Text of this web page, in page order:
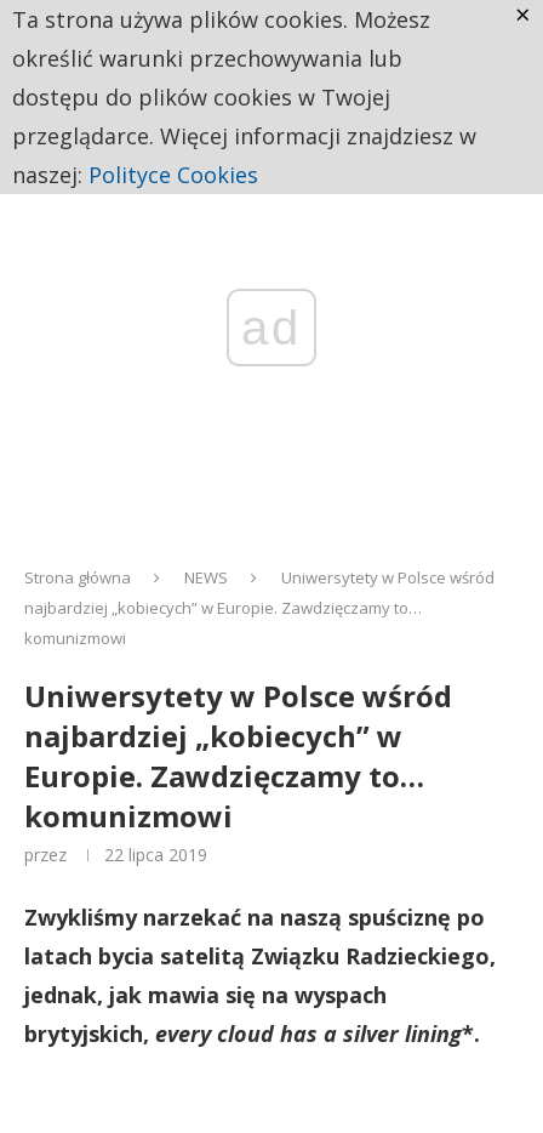
ad
Strona główna NEWS
Uniwersytety w Polsce wśród
najbardziej „kobiecych” w Europie. Zawdzięczamy to…
komunizmowi
Uniwersytety w Polsce wśród
najbardziej „kobiecych” w
Europie. Zawdzięczamy to…
komunizmowi
przez 22 lipca 2019
Zwykliśmy narzekać na naszą spuściznę po
latach bycia satelitą Związku Radzieckiego,
jednak, jak mawia się na wyspach
brytyjskich, every cloud has a silver lining*.
Ta strona używa plików cookies. Możesz
określić warunki przechowywania lub
dostępu do plików cookies w Twojej
przeglądarce. Więcej informacji znajdziesz w
naszej: Polityce Cookies
×